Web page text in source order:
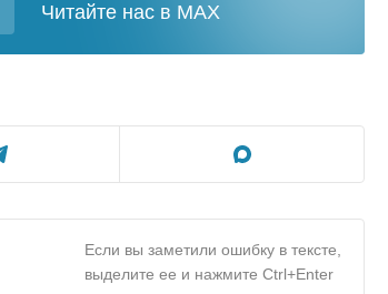
Читайте нас в MAX
Если вы заметили ошибку в тексте,
выделите ее и нажмите Ctrl+Enter